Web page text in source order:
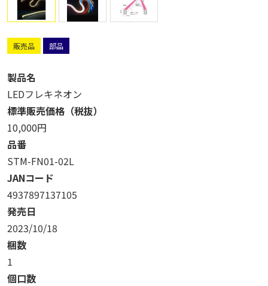
販売品 部品
製品名
LEDフレキネオン
標準販売価格（税抜）
10,000円
品番
STM-FN01-02L
JANコード
4937897137105
発売日
2023/10/18
梱数
1
個口数